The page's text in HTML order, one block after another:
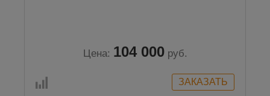
Цена: 104 000 руб.